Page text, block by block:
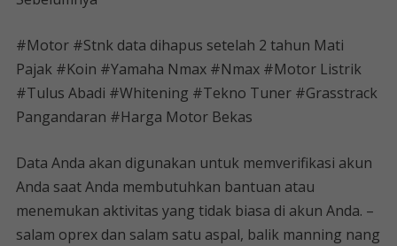
#Motor #Stnk data dihapus setelah 2 tahun Mati
Pajak #Koin #Yamaha Nmax #Nmax #Motor Listrik
#Tulus Abadi #Whitening #Tekno Tuner #Grasstrack
Pangandaran #Harga Motor Bekas
Data Anda akan digunakan untuk memverifikasi akun
Anda saat Anda membutuhkan bantuan atau
menemukan aktivitas yang tidak biasa di akun Anda. –
salam oprex dan salam satu aspal, balik manning nang